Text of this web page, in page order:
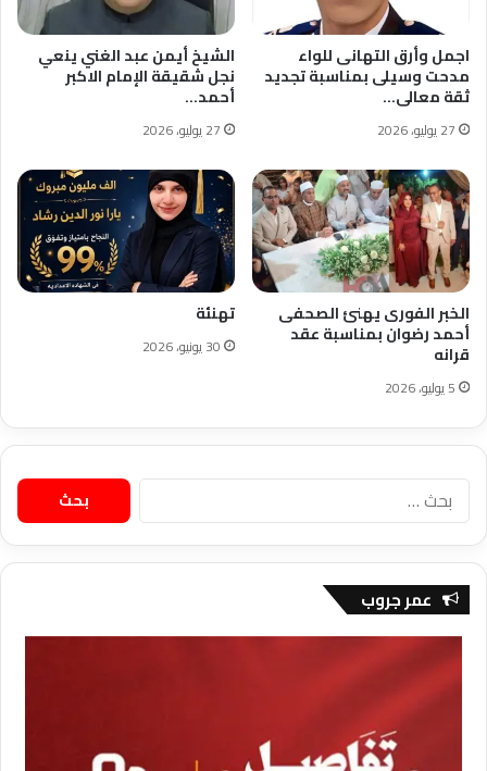
اجمل وأرق التهانى للواء
مدحت وسيلى بمناسبة تجديد
ثقة معالى…
27 يوليو، 2026
الشيخ أيمن عبد الغني ينعي
نجل شقيقة الإمام الاكبر
أحمد…
27 يوليو، 2026
الخبر الفورى يهنئ الصحفى
أحمد رضوان بمناسبة عقد
قرانه
5 يوليو، 2026
تهنئة
30 يونيو، 2026
البحث
عن:
عمر جروب